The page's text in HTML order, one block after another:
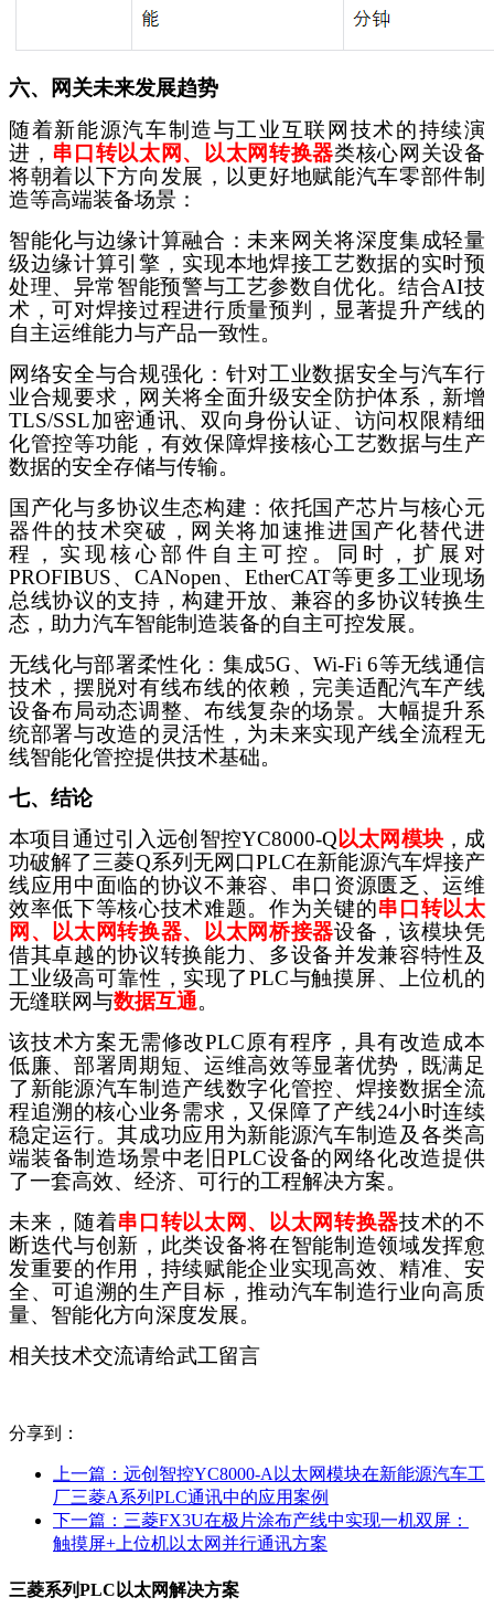
六、网关未来发展趋势
随着新能源汽车制造与工业互联网技术的持续演
进， 串口转以太网、以太网转换器类核心网关设备
将朝着以下方向发展，以更好地赋能汽车零部件制
造等高端装备场景：
智能化与边缘计算融合：未来网关将深度集成轻量
级边缘计算引擎，实现本地焊接工艺数据的实时预
处理、异常智能预警与工艺参数自优化。结合AI技
术，可对焊接过程进行质量预判，显著提升产线的
自主运维能力与产品一致性。
网络安全与合规强化：针对工业数据安全与汽车行
业合规要求，网关将全面升级安全防护体系，新增
TLS/SSL加密通讯、双向身份认证、访问权限精细
化管控等功能，有效保障焊接核心工艺数据与生产
数据的安全存储与传输。
国产化与多协议生态构建：依托国产芯片与核心元
器件的技术突破，网关将加速推进国产化替代进
程，实现核心部件自主可控。同时，扩展对
PROFIBUS、CANopen、EtherCAT等更多工业现场
总线协议的支持，构建开放、兼容的多协议转换生
态，助力汽车智能制造装备的自主可控发展。
无线化与部署柔性化：集成5G、Wi-Fi 6等无线通信
技术，摆脱对有线布线的依赖，完美适配汽车产线
设备布局动态调整、布线复杂的场景。大幅提升系
统部署与改造的灵活性，为未来实现产线全流程无
线智能化管控提供技术基础。
七、结论
本项目通过引入远创智控YC8000-Q 以太网模块，成
功破解了三菱Q系列无网口PLC在新能源汽车焊接产
线应用中面临的协议不兼容、串口资源匮乏、运维
效率低下等核心技术难题。作为关键的串口转以太
网、以太网转换器、以太网桥接器设备，该模块凭
借其卓越的协议转换能力、多设备并发兼容特性及
工业级高可靠性，实现了PLC与触摸屏、上位机的
无缝联网与数据互通。
该技术方案无需修改PLC原有程序，具有改造成本
低廉、部署周期短、运维高效等显著优势，既满足
了新能源汽车制造产线数字化管控、焊接数据全流
程追溯的核心业务需求，又保障了产线24小时连续
稳定运行。其成功应用为新能源汽车制造及各类高
端装备制造场景中老旧PLC设备的网络化改造提供
了一套高效、经济、可行的工程解决方案。
未来，随着串口转以太网、以太网转换器技术的不
断迭代与创新，此类设备将在智能制造领域发挥愈
发重要的作用，持续赋能企业实现高效、精准、安
全、可追溯的生产目标，推动汽车制造行业向高质
量、智能化方向深度发展。
相关技术交流请给武工留言
分享到：
上一篇： 远创智控YC8000-A以太网模块在新能源汽车工
厂三菱A系列PLC通讯中的应用案例
下一篇： 三菱FX3U在极片涂布产线中实现一机双屏：
触摸屏+上位机以太网并行通讯方案
三菱系列PLC以太网解决方案